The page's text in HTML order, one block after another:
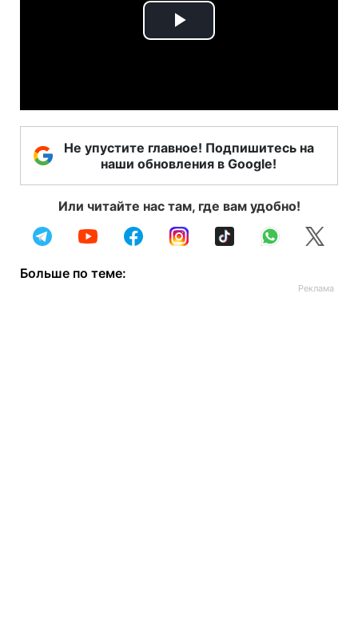
Play
Не упустите главное! Подпишитесь на
наши обновления в Google!
Или читайте нас там, где вам удобно!
Больше по теме: